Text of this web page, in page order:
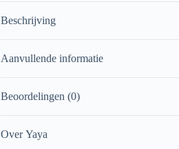
Beschrijving
Aanvullende informatie
Beoordelingen (0)
Over Yaya